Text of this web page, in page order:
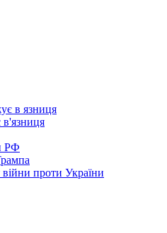
РФ
війни проти України